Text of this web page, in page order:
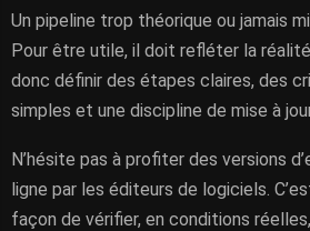
Un pipeline trop théorique ou jamais
Pour être utile, il doit refléter la
donc définir des étapes claires, des
simples et une discipline de mise à
N’hésite pas à profiter des versions
ligne par les éditeurs de logiciels.
façon de vérifier, en conditions